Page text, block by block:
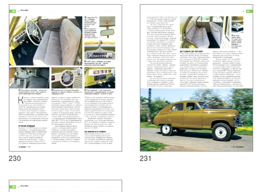
230 231